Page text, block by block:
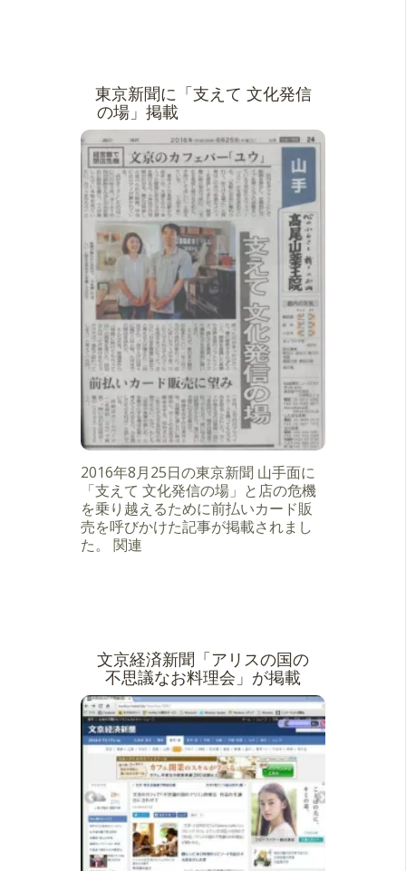
東京新聞に「支えて 文化発信
の場」掲載
2016年8月25日の東京新聞 山手面に
「支えて 文化発信の場」と店の危機
を乗り越えるために前払いカード販
売を呼びかけた記事が掲載されまし
た。 関連
文京経済新聞「アリスの国の
不思議なお料理会」が掲載